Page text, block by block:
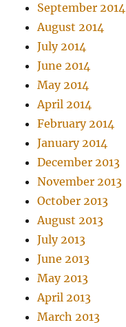
September 2014
August 2014
July 2014
June 2014
May 2014
April 2014
February 2014
January 2014
December 2013
November 2013
October 2013
August 2013
July 2013
June 2013
May 2013
April 2013
March 2013